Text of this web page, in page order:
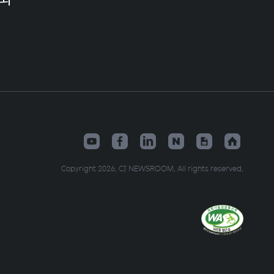
Copyright 2026. CJ NEWSROOM. All rights reserved.